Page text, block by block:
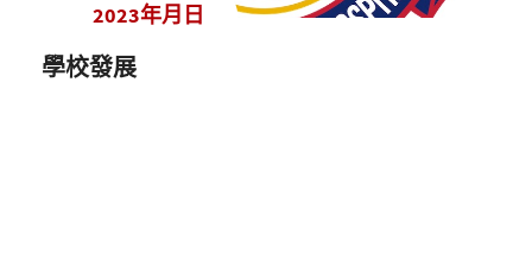
2023年月日
學校發展